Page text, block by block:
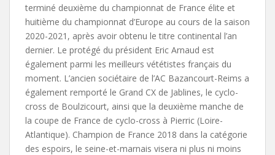
terminé deuxième du championnat de France élite et
huitième du championnat d’Europe au cours de la saison
2020-2021, après avoir obtenu le titre continental l’an
dernier. Le protégé du président Eric Arnaud est
également parmi les meilleurs vététistes français du
moment. L’ancien sociétaire de l’AC Bazancourt-Reims a
également remporté le Grand CX de Jablines, le cyclo-
cross de Boulzicourt, ainsi que la deuxième manche de
la coupe de France de cyclo-cross à Pierric (Loire-
Atlantique). Champion de France 2018 dans la catégorie
des espoirs, le seine-et-marnais visera ni plus ni moins